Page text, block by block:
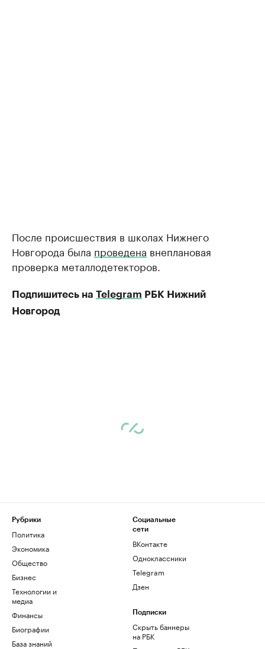
После происшествия в школах Нижнего
Новгорода была проведена внеплановая
проверка металлодетекторов.
Подпишитесь на Telegram РБК Нижний
Новгород
Рубрики
Политика
Экономика
Общество
Бизнес
Технологии и
медиа
Финансы
Биографии
База знаний
Социальные
сети
ВКонтакте
Одноклассники
Telegram
Дзен
Подписки
Скрыть баннеры
на РБК